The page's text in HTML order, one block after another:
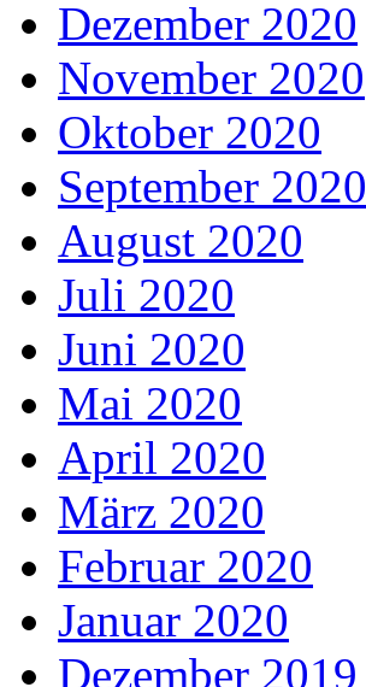
Dezember 2020
November 2020
Oktober 2020
September 2020
August 2020
Juli 2020
Juni 2020
Mai 2020
April 2020
März 2020
Februar 2020
Januar 2020
Dezember 2019